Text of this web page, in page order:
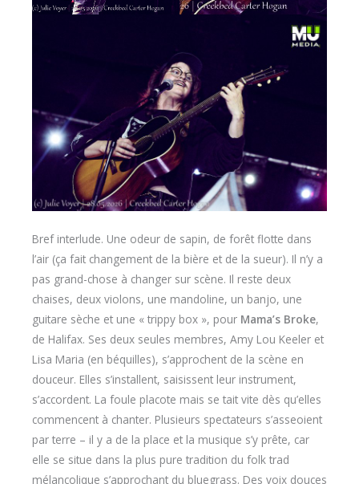
Bref interlude. Une odeur de sapin, de forêt flotte dans
l’air (ça fait changement de la bière et de la sueur). Il n’y a
pas grand-chose à changer sur scène. Il reste deux
chaises, deux violons, une mandoline, un banjo, une
guitare sèche et une « trippy box », pour Mama’s Broke,
de Halifax. Ses deux seules membres, Amy Lou Keeler et
Lisa Maria (en béquilles), s’approchent de la scène en
douceur. Elles s’installent, saisissent leur instrument,
s’accordent. La foule placote mais se tait vite dès qu’elles
commencent à chanter. Plusieurs spectateurs s’asseoient
par terre – il y a de la place et la musique s’y prête, car
elle se situe dans la plus pure tradition du folk trad
mélancolique s’approchant du bluegrass. Des voix douces